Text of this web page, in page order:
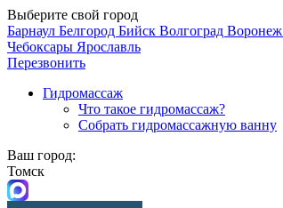
Выберите свой город
Барнаул Белгород Бийск Волгоград Воронеж
Чебоксары Ярославль
Перезвонить
Гидромассаж
Что такое гидромассаж?
Собрать гидромассажную ванну
Ваш город:
Томск